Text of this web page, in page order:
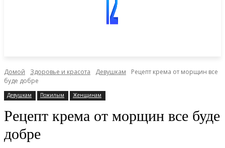
Домой Здоровье и красота Девушкам
Рецепт крема от морщин все
буде добре
Девушкам Пожилым Женщинам
Рецепт крема от морщин все буде
добре